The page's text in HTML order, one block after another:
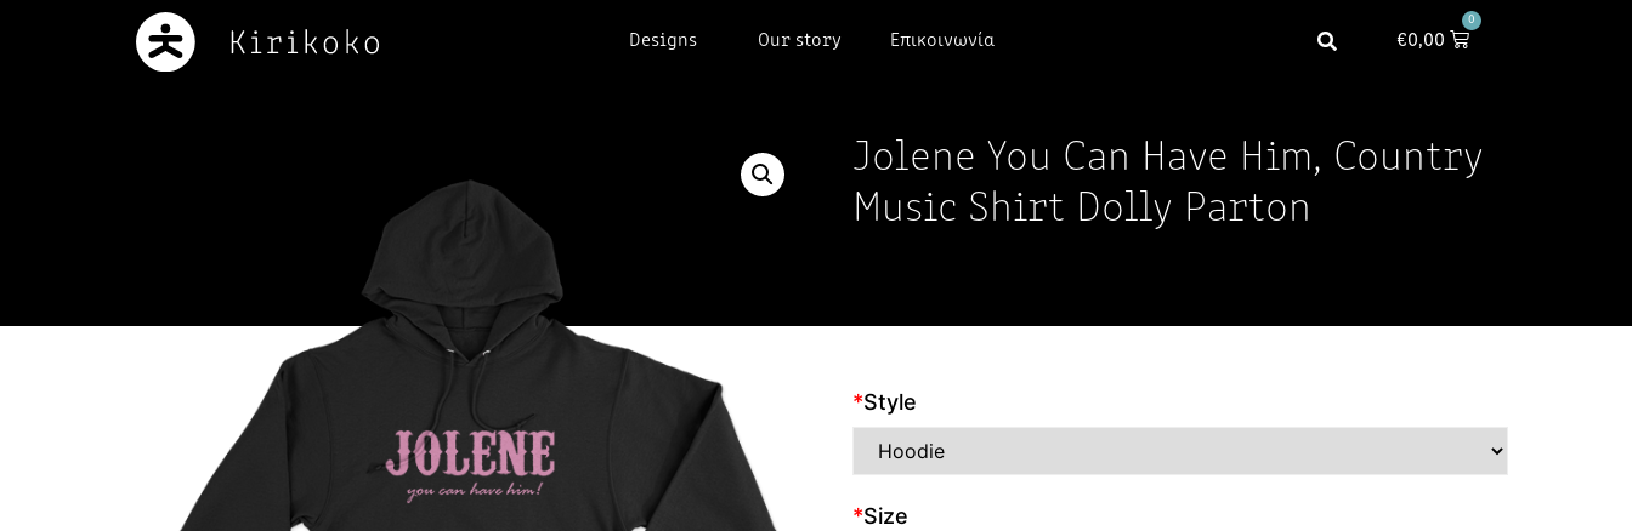
Designs Our story Επικοινωνία €0,00
0
Jolene You Can Have Him, Country
Music Shirt Dolly Parton
*Style
*Size